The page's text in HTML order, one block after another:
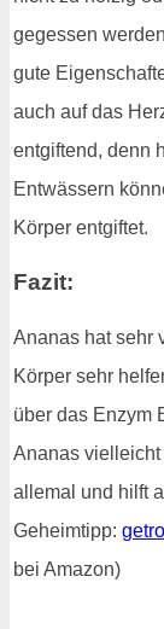
gegessen
gute
auch auf das
entgiftend, denn
Entwässern
Körper entgiftet.
Fazit:
Ananas hat sehr
Körper sehr
über das Enzym
Ananas
allemal und hilft
Geheimtipp:
bei Amazon)